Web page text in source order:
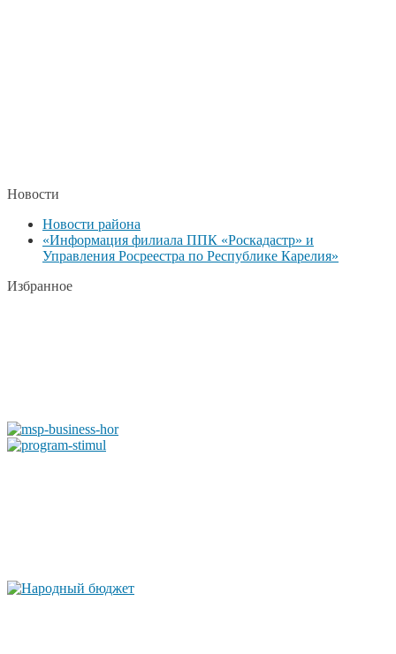
Новости
Новости района
«Информация филиала ППК «Роскадастр» и
Управления Росреестра по Республике Карелия»
Избранное